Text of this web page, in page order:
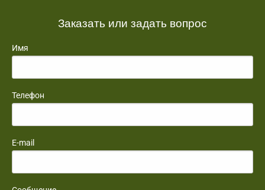
Заказать или задать вопрос
Имя
Телефон
E-mail